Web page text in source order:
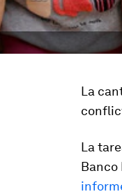
La
La
Banco